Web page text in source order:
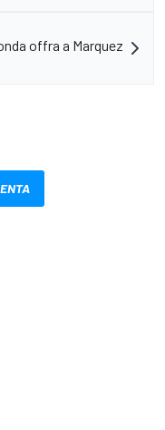
offra a Marquez